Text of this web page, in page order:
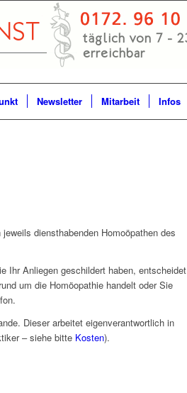
Newsletter Mitarbeit Infos
diensthabenden Homoöpathen des
Ihr Anliegen geschildert haben, entscheidet
um die Homöopathie handelt oder Sie
Dieser arbeitet eigenverantwortlich in
– siehe bitte Kosten).